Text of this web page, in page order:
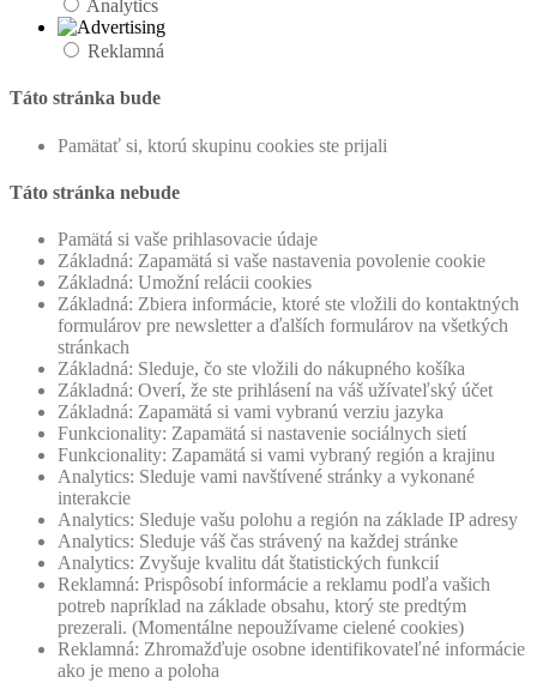
Analytics
Reklamná
Táto stránka bude
Pamätať si, ktorú skupinu cookies ste prijali
Táto stránka nebude
Pamätá si vaše prihlasovacie údaje
Základná: Zapamätá si vaše nastavenia povolenie cookie
Základná: Umožní relácii cookies
Základná: Zbiera informácie, ktoré ste vložili do kontaktných
formulárov pre newsletter a ďalších formulárov na všetkých
stránkach
Základná: Sleduje, čo ste vložili do nákupného košíka
Základná: Overí, že ste prihlásení na váš užívateľský účet
Základná: Zapamätá si vami vybranú verziu jazyka
Funkcionality: Zapamätá si nastavenie sociálnych sietí
Funkcionality: Zapamätá si vami vybraný región a krajinu
Analytics: Sleduje vami navštívené stránky a vykonané
interakcie
Analytics: Sleduje vašu polohu a región na základe IP adresy
Analytics: Sleduje váš čas strávený na každej stránke
Analytics: Zvyšuje kvalitu dát štatistických funkcií
Reklamná: Prispôsobí informácie a reklamu podľa vašich
potreb napríklad na základe obsahu, ktorý ste predtým
prezerali. (Momentálne nepoužívame cielené cookies)
Reklamná: Zhromažďuje osobne identifikovateľné informácie
ako je meno a poloha